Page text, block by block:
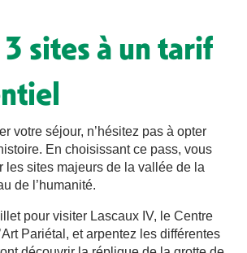
sites à un tarif
votre séjour, n’hésitez pas à opter
En choisissant ce pass, vous
les sites majeurs de la vallée de la
de l’humanité.
pour visiter Lascaux IV, le Centre
Pariétal, et arpentez les différentes